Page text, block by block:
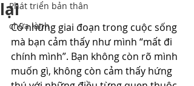
Phát triển bản thân
chữa lành
lại
Có những giai đoạn trong cuộc sống
mà bạn cảm thấy như mình “mất đi
chính mình”. Bạn không còn rõ mình
muốn gì, không còn cảm thấy hứng